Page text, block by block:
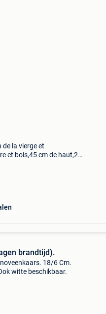
de la vierge et
et bois,45 cm de haut,25
brandtijd).
18/6 Cm.
witte beschikbaar.